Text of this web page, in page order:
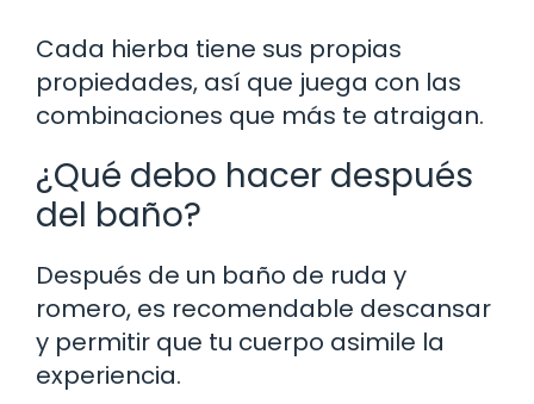
Cada hierba tiene sus propias
propiedades, así que juega con las
combinaciones que más te atraigan.
¿Qué debo hacer después
del baño?
Después de un baño de ruda y
romero, es recomendable descansar
y permitir que tu cuerpo asimile la
experiencia.